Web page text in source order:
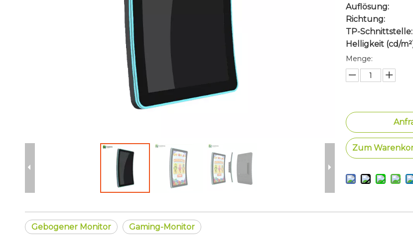
Auflösung:
Richtung:
TP-Schnittstelle:
Helligkeit (cd/
Menge:
Zum
Gebogener Monitor Gaming-Monitor